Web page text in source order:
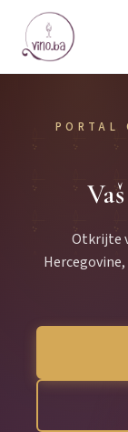
PORTAL
Otkrijte